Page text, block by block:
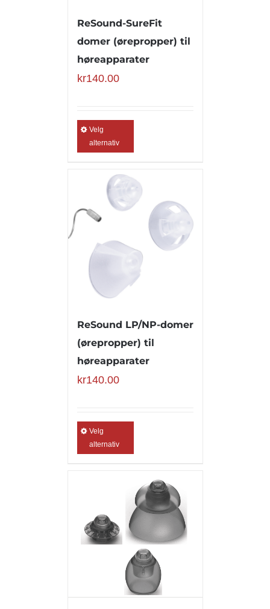
ReSound-SureFit
domer (ørepropper) til
høreapparater
kr140.00
Velg
alternativ
ReSound LP/NP-domer
(ørepropper) til
høreapparater
kr140.00
Velg
alternativ